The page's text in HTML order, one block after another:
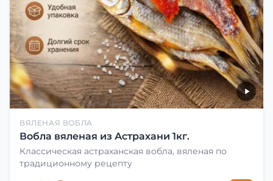
ВЯЛЕНАЯ ВОБЛА
Вобла вяленая из Астрахани 1кг.
Классическая астраханская вобла, вяленая по
традиционному рецепту